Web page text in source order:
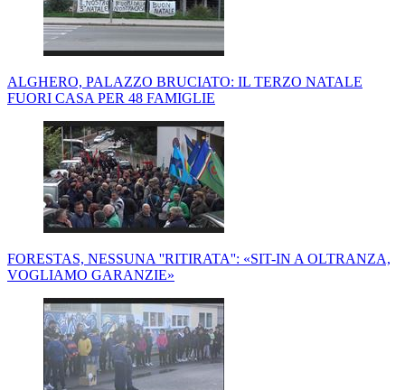
ALGHERO, PALAZZO BRUCIATO: IL TERZO NATALE
FUORI CASA PER 48 FAMIGLIE
FORESTAS, NESSUNA ''RITIRATA'': «SIT-IN A OLTRANZA,
VOGLIAMO GARANZIE»